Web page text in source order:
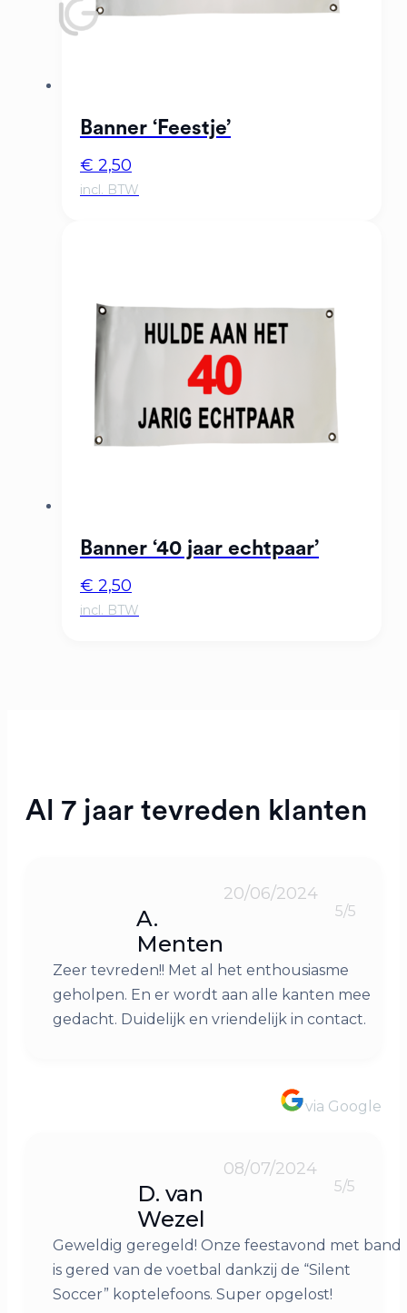
Banner ‘Feestje’
€ 2,50
Banner ‘40 jaar echtpaar’
€ 2,50
Al 7 jaar tevreden klanten
A.
Menten
20/06/2024
5/5
Zeer tevreden!! Met al het enthousiasme
geholpen. En er wordt aan alle kanten mee
gedacht. Duidelijk en vriendelijk in contact.
via Google
D. van
Wezel
08/07/2024
5/5
Geweldig geregeld! Onze feestavond met band
is gered van de voetbal dankzij de “Silent
Soccer” koptelefoons. Super opgelost!